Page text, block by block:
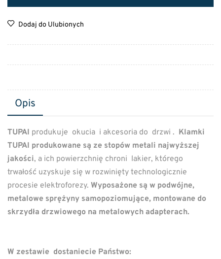
Dodaj do Ulubionych
Opis
TUPAI produkuje okucia i akcesoria do drzwi . Klamki
TUPAI produkowane są ze stopów metali najwyższej
jakości, a ich powierzchnię chroni lakier, którego
trwałość uzyskuje się w rozwinięty technologicznie
procesie elektroforezy. Wyposażone są w podwójne,
metalowe sprężyny samopoziomujące, montowane do
skrzydła drzwiowego na metalowych adapterach.
W zestawie dostaniecie Państwo: